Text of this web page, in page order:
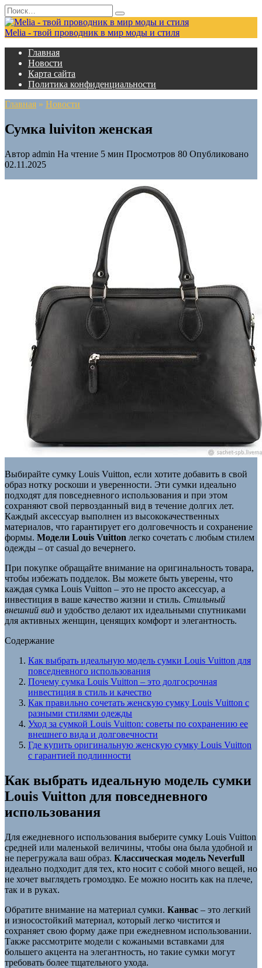
Перейти
к
содержанию
Search
for:
Melia - твой проводник в мир моды и стиля
Главная
Новости
Карта сайта
Политика конфиденциальности
Главная » Новости
Сумка luiviton женская
Автор admin На чтение 5 мин Просмотров 80 Опубликовано
02.11.2025
Выбирайте сумку Louis Vuitton, если хотите добавить в свой
образ нотку роскоши и уверенности. Эти сумки идеально
подходят для повседневного использования и при этом
сохраняют свой первозданный вид в течение долгих лет.
Каждый аксессуар выполнен из высококачественных
материалов, что гарантирует его долговечность и сохранение
формы. Модели Louis Vuitton легко сочетать с любым стилем
одежды – от casual до вечернего.
При покупке обращайте внимание на оригинальность товара,
чтобы избежать подделок. Вы можете быть уверены, что
каждая сумка Louis Vuitton – это не просто аксессуар, а
инвестиция в ваше качество жизни и стиль. Стильный
внешний вид и удобство делают их идеальными спутниками
для активных женщин, ценящих комфорт и элегантность.
Содержание
Как выбрать идеальную модель сумки Louis Vuitton для
повседневного использования
Почему сумка Louis Vuitton – это долгосрочная
инвестиция в стиль и качество
Как правильно сочетать женскую сумку Louis Vuitton с
разными стилями одежды
Уход за сумкой Louis Vuitton: советы по сохранению ее
внешнего вида и долговечности
Где купить оригинальную женскую сумку Louis Vuitton
с гарантией подлинности
Как выбрать идеальную модель сумки
Louis Vuitton для повседневного
использования
Для ежедневного использования выберите сумку Louis Vuitton
средней или маленькой величины, чтобы она была удобной и
не перегружала ваш образ. Классическая модель Neverfull
идеально подходит для тех, кто носит с собой много вещей, но
не хочет выглядеть громоздко. Ее можно носить как на плече,
так и в руках.
Обратите внимание на материал сумки. Канвас – это легкий
и износостойкий материал, который легко чистится и
сохраняет свою форму даже при ежедневном использовании.
Также рассмотрите модели с кожаными вставками для
большего акцента на элегантность, но такие сумки могут
требовать более тщательного ухода.